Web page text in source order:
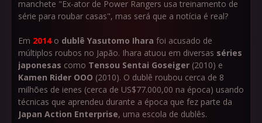
manchete "Ex-ator de Power Rangers usa treinamento de
série para roubar casas", mas será que a notícia é real?
Em 2014o dublê Yasutomo Ihara foi acusado de
múltiplos roubos no Japão. Ihara atuou em diversas séries
japonesas como Tensou Sentai Goseiger (2010) e
Kamen Rider OOO (2010). O dublê roubou cerca de 8
milhões de ienes (cerca de US$77.000,00 na época) usando
técnicas que aprendeu durante a época que fez parte da
Japan Action Enterprise, uma escola de dublês.